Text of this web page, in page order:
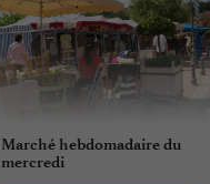
Marché hebdomadaire du
mercredi